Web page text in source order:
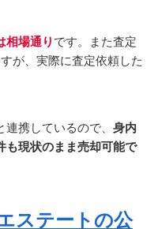
相場通り です。また査定
が、実際に査定依頼した
携しているので、 身内
も現状のまま売却可能で
ステートの公